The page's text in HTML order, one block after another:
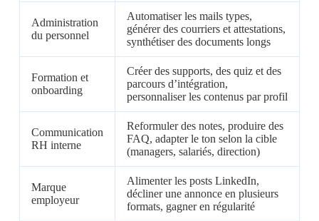
Administration
du personnel
Automatiser les mails types,
générer des courriers et attestations,
synthétiser des documents longs
Formation et
onboarding
Créer des supports, des quiz et des
parcours d’intégration,
personnaliser les contenus par profil
Communication
RH interne
Reformuler des notes, produire des
FAQ, adapter le ton selon la cible
(managers, salariés, direction)
Marque
employeur
Alimenter les posts LinkedIn,
décliner une annonce en plusieurs
formats, gagner en régularité